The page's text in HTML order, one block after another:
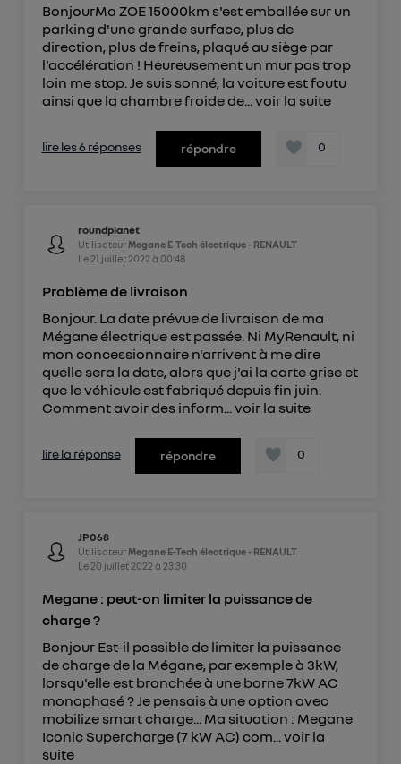
BonjourMa ZOE 15000km s'est emballée sur un
parking d'une grande surface, plus de
direction, plus de freins, plaqué au siège par
l'accélération ! Heureusement un mur pas trop
loin me stop. Je suis sonné, la voiture est foutu
ainsi que la chambre froide de... voir la suite
lire les 6 réponses répondre 0
roundplanet
Utilisateur Megane E-Tech électrique - RENAULT
Le 21 juillet 2022 à 00:48
Problème de livraison
Bonjour. La date prévue de livraison de ma
Mégane électrique est passée. Ni MyRenault, ni
mon concessionnaire n'arrivent à me dire
quelle sera la date, alors que j'ai la carte grise et
que le véhicule est fabriqué depuis fin juin.
Comment avoir des inform... voir la suite
lire la réponse répondre 0
JP068
Utilisateur Megane E-Tech électrique - RENAULT
Le 20 juillet 2022 à 23:30
Megane : peut-on limiter la puissance de
charge ?
Bonjour Est-il possible de limiter la puissance
de charge de la Mégane, par exemple à 3kW,
lorsqu'elle est branchée à une borne 7kW AC
monophasé ? Je pensais à une option avec
mobilize smart charge... Ma situation : Megane
Iconic Supercharge (7 kW AC) com... voir la
suite